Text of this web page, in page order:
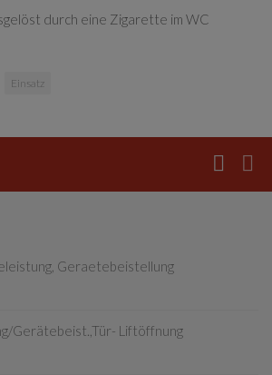
durch eine Zigarette im WC
Einsatz
Geraetebeistellung
Gerätebeist.,Tür- Liftöffnung